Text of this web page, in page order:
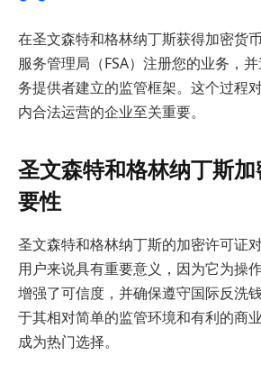
在圣文森特和格林纳丁斯获得加密货
服务管理局（FSA）注册您的业务，
务提供者建立的监管框架。这个过程
内合法运营的企业至关重要。
圣文森特和格林纳丁斯
要性
圣文森特和格林纳丁斯的加密许可证
用户来说具有重要意义，因为它为操
增强了可信度，并确保遵守国际反洗
于其相对简单的监管环境和有利的商
成为热门选择。